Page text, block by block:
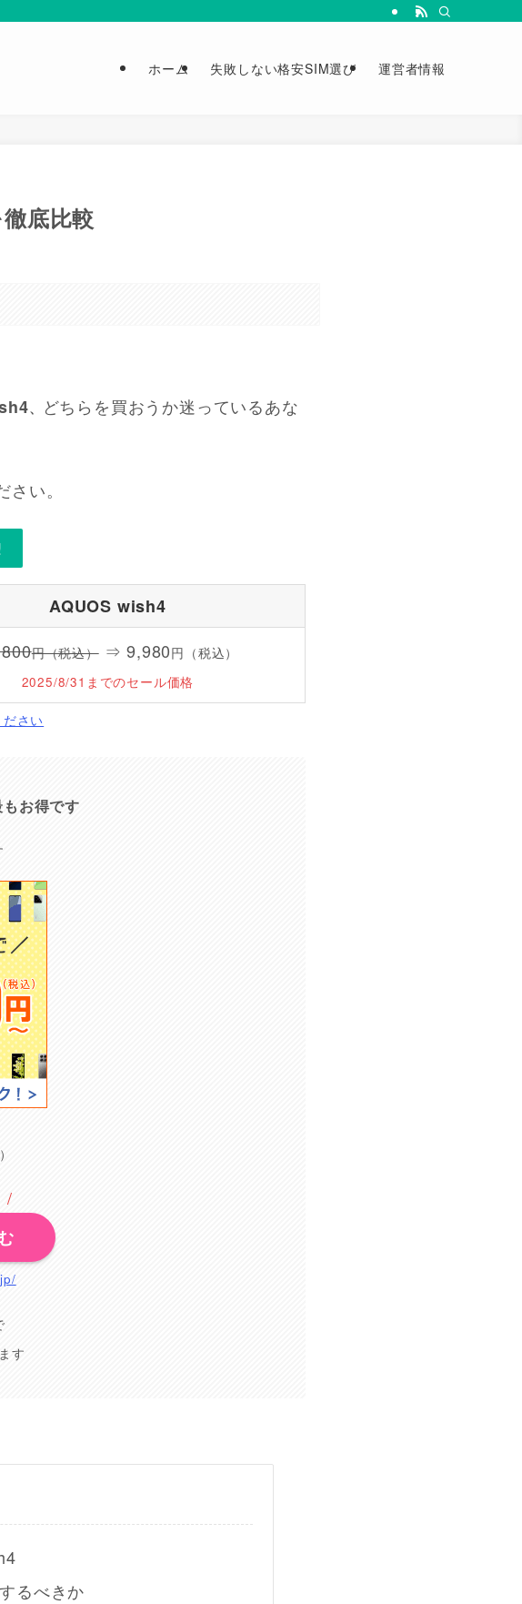
ホーム 失敗しない格安SIM選び 運営者情報
底比較
、
どちらを買おうか迷っているあな
い。
AQUOS wish4
円（税込）⇒ 9,980円（税込）
2025/8/31までのセール価格
さい
お得です
）
/
す
るべきか